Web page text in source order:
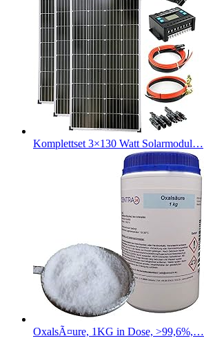
Komplettset 3×130 Watt Solarmodul…
OxalsÃ¤ure, 1KG in Dose, >99,6%,…